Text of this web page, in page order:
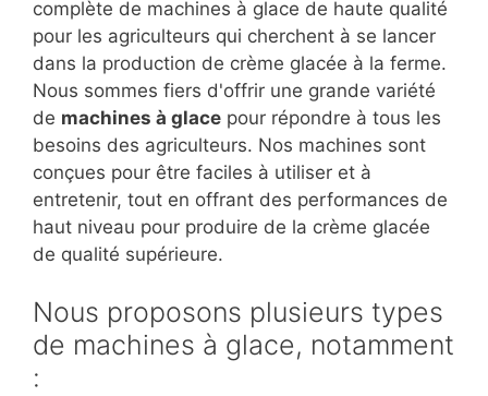
complète de machines à glace de haute qualité
pour les agriculteurs qui cherchent à se lancer
dans la production de crème glacée à la ferme.
Nous sommes fiers d'offrir une grande variété
de machines à glace pour répondre à tous les
besoins des agriculteurs. Nos machines sont
conçues pour être faciles à utiliser et à
entretenir, tout en offrant des performances de
haut niveau pour produire de la crème glacée
de qualité supérieure.
Nous proposons plusieurs types
de machines à glace, notamment
: